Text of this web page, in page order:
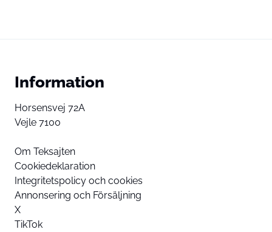
Information
Horsensvej 72A
Vejle 7100
Om Teksajten
Cookiedeklaration
Integritetspolicy och cookies
Annonsering och Försäljning
X
TikTok